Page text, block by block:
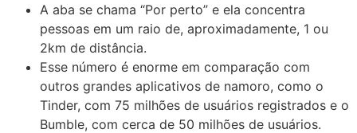
A aba se chama “Por perto” e ela concentra
pessoas em um raio de, aproximadamente, 1 ou
2km de distância.
Esse número é enorme em comparação com
outros grandes aplicativos de namoro, como o
Tinder, com 75 milhões de usuários registrados e o
Bumble, com cerca de 50 milhões de usuários.